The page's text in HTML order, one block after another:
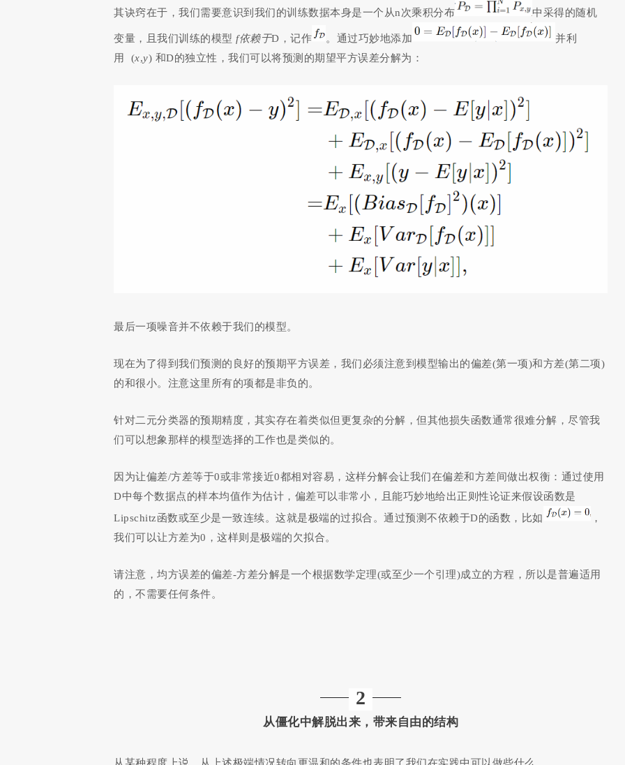
其诀窍在于，我们需要意识到我们的训练数据本身是一个从n次乘积分布 中采得的随机
变量，且我们训练的模型 f依赖于D，记作 。通过巧妙地添加
并利
用 (x,y) 和D的独立性，我们可以将预测的期望平方误差分解为：
最后一项噪音并不依赖于我们的模型。
现在为了得到我们预测的良好的预期平方误差，我们必须注意到模型输出的偏差(第一项)和方差(第二项)
的和很小。注意这里所有的项都是非负的。
针对二元分类器的预期精度，其实存在着类似但更复杂的分解，但其他损失函数通常很难分解，尽管我
们可以想象那样的模型选择的工作也是类似的。
因为让偏差/方差等于0或非常接近0都相对容易，这样分解会让我们在偏差和方差间做出权衡：通过使用
D中每个数据点的样本均值作为估计，偏差可以非常小，且能巧妙地给出正则性论证来假设函数是
Lipschitz函数或至少是一致连续。这就是极端的过拟合。通过预测不依赖于D的函数，比如
，
我们可以让方差为0，这样则是极端的欠拟合。
请注意，均方误差的偏差-方差分解是一个根据数学定理(或至少一个引理)成立的方程，所以是普遍适用
的，不需要任何条件。
2
从僵化中解脱出来，带来自由的结构